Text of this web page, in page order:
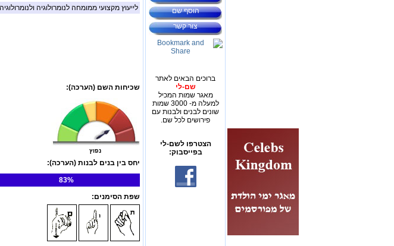
הוסף שם
צור קשר
ברוכים הבאים לאתר
שם-לי
מאגר שמות המכיל
למעלה מ- 3000 שמות
שונים לבנים ולבנות עם
פירושים לכל שם.
הצטרפו לשם-לי
בפייסבוק:
לייעוץ מקצועי ממומחה לנומרולוגיה
שכיחות השם (הערכה):
נפוץ
יחס בין בנים לבנות (הערכה):
83%
שפת הסימנים: